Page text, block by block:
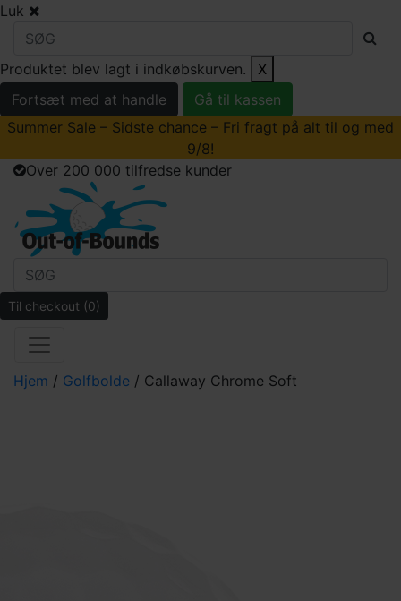
Luk
Produktet blev lagt i indkøbskurven.
X
Fortsæt med at handle
Gå til kassen
Summer Sale – Sidste chance – Fri fragt på alt til og med
9/8!
Over 200 000 tilfredse kunder
Til checkout (0)
Hjem / Golfbolde / Callaway Chrome Soft